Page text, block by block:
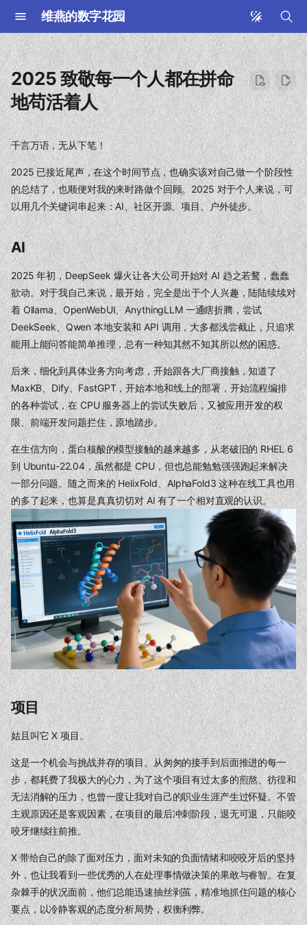
维燕的数字花园
键
入
以
开
始
搜
索
2025 致敬每一个人都在拼命
地苟活着人
千言万语，无从下笔！
2025 已接近尾声，在这个时间节点，也确实该对自己做一个阶段性
的总结了，也顺便对我的来时路做个回顾。2025 对于个人来说，可
以用几个关键词串起来：AI、社区开源、项目、户外徒步。
AI
2025 年初，DeepSeek 爆火让各大公司开始对 AI 趋之若鹜，蠢蠢
欲动。对于我自己来说，最开始，完全是出于个人兴趣，陆陆续续对
着 Ollama、OpenWebUI、AnythingLLM 一通瞎折腾，尝试
DeekSeek、Qwen 本地安装和 API 调用，大多都浅尝截止，只追求
能用上能问答能简单推理，总有一种知其然不知其所以然的困惑。
后来，细化到具体业务方向考虑，开始跟各大厂商接触，知道了
MaxKB、Dify、FastGPT，开始本地和线上的部署，开始流程编排
的各种尝试，在 CPU 服务器上的尝试失败后，又被应用开发的权
限、前端开发问题拦住，原地踏步。
在生信方向，蛋白核酸的模型接触的越来越多，从老破旧的 RHEL 6
到 Ubuntu-22.04，虽然都是 CPU，但也总能勉勉强强跑起来解决
一部分问题。随之而来的 HelixFold、AlphaFold3 这种在线工具也用
的多了起来，也算是真真切切对 AI 有了一个相对直观的认识。
项目
姑且叫它 X 项目。
这是一个机会与挑战并存的项目。从匆匆的接手到后面推进的每一
步，都耗费了我极大的心力，为了这个项目有过太多的煎熬、彷徨和
无法消解的压力，也曾一度让我对自己的职业生涯产生过怀疑。不管
主观原因还是客观因素，在项目的最后冲刺阶段，退无可退，只能咬
咬牙继续往前推。
X 带给自己的除了面对压力，面对未知的负面情绪和咬咬牙后的坚持
外，也让我看到一些优秀的人在处理事情做决策的果敢与睿智。在复
杂棘手的状况面前，他们总能迅速抽丝剥茧，精准地抓住问题的核心
要点，以冷静客观的态度分析局势，权衡利弊。